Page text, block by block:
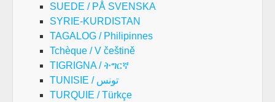
SUEDE / PÅ SVENSKA
SYRIE-KURDISTAN
TAGALOG / Philipinnes
Tchèque / V češtině
TIGRIGNA / ትግርኛ
TUNISIE / تونس
TURQUIE / Türkçe